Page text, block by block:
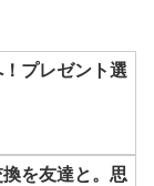
プレゼント選
を友達と。思